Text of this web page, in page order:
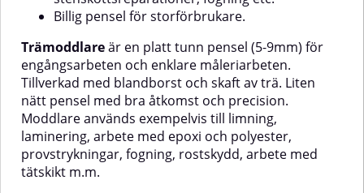
Billig pensel för storförbrukare.
Trämoddlareär en platt tunn pensel (5-9mm) för
engångsarbeten och enklare måleriarbeten.
Tillverkad med blandborst och skaft av trä. Liten
nätt pensel med bra åtkomst och precision.
Moddlare används exempelvis till limning,
laminering, arbete med epoxi och polyester,
provstrykningar, fogning, rostskydd, arbete med
tätskikt m.m.